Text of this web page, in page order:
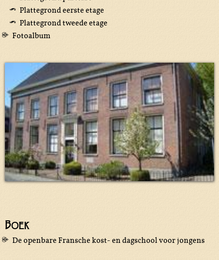
Plattegrond eerste etage
Plattegrond tweede etage
Fotoalbum
Boek
De openbare Fransche kost- en dagschool voor jongens